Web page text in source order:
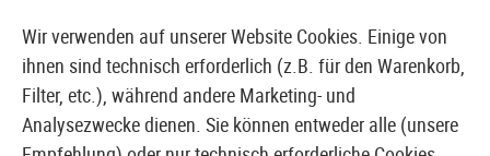
EUROPÄISCHER AIRSOFT SHOP & GROßHÄNDLER
Wir verwenden auf unserer Website Cookies. Einige von
ihnen sind technisch erforderlich (z.B. für den Warenkorb,
Filter, etc.), während andere Marketing- und
Analysezwecke dienen. Sie können entweder alle (unsere